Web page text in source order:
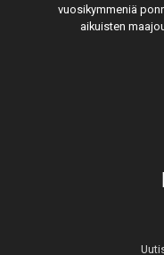
vuosi­kymmeniä
aikuisten